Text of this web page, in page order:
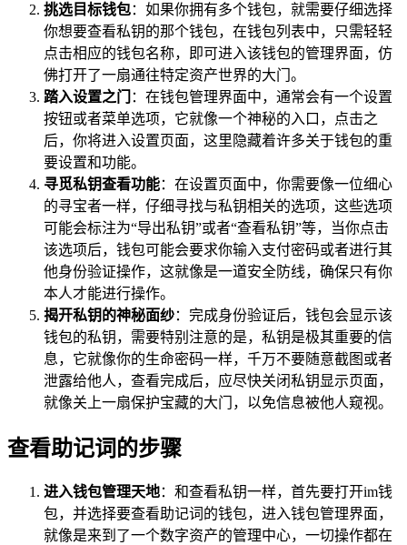
挑选目标钱包：如果你拥有多个钱包，就需要仔细选择
你想要查看私钥的那个钱包，在钱包列表中，只需轻轻
点击相应的钱包名称，即可进入该钱包的管理界面，仿
佛打开了一扇通往特定资产世界的大门。
踏入设置之门
：在钱包管理界面中，通常会有一个设置
按钮或者菜单选项，它就像一个神秘的入口，点击之
后，你将进入设置页面，这里隐藏着许多关于钱包的重
要设置和功能。
寻觅私钥查看功能：在设置页面中，你需要像一位细心
的寻宝者一样，仔细寻找与私钥相关的选项，这些选项
可能会标注为“导出私钥”或者“查看私钥”等，当你点击
该选项后，钱包可能会要求你输入支付密码或者进行其
他身份验证操作，这就像是一道安全防线，确保只有你
本人才能进行操作。
揭开私钥的神秘面纱：完成身份验证后，钱包会显示该
钱包的私钥，需要特别注意的是，私钥是极其重要的信
息，它就像你的生命密码一样，千万不要随意截图或者
泄露给他人，查看完成后，应尽快关闭私钥显示页面，
就像关上一扇保护宝藏的大门，以免信息被他人窥视。
查看助记词的步骤
进入钱包管理天地：和查看私钥一样，首先要打开im钱
包，并选择要查看助记词的钱包，进入钱包管理界面，
就像是来到了一个数字资产的管理中心，一切操作都在